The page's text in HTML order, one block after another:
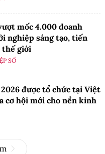
mốc 4.000 doanh
nghiệp sáng tạo, tiến
thế giới
SỐ
được tổ chức tại Việt
cơ hội mới cho nền kinh